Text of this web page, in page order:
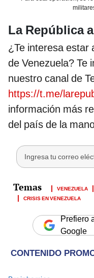
La República
¿Te interesa estar
de Venezuela? Te
nuestro canal de
https://t.me/
información más
del país de la
VENEZUELA
CRISIS EN VENEZUELA
Prefiero
Google